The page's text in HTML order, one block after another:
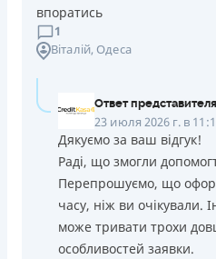
впоратись
1
Віталій, Одеса
Ответ представителя
23 июля 2026 г. в
Дякуємо за ваш відгук!
Раді, що змогли
Перепрошуємо, що
часу, ніж ви очікували.
може тривати трохи
особливостей заявки.